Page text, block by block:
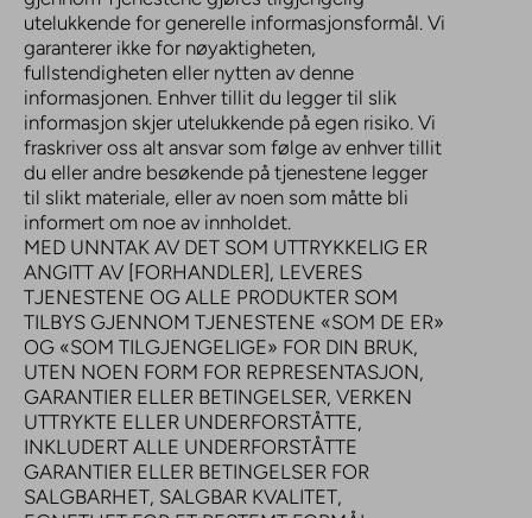
utelukkende for generelle informasjonsformål. Vi
garanterer ikke for nøyaktigheten,
fullstendigheten eller nytten av denne
informasjonen. Enhver tillit du legger til slik
informasjon skjer utelukkende på egen risiko. Vi
fraskriver oss alt ansvar som følge av enhver tillit
du eller andre besøkende på tjenestene legger
til slikt materiale, eller av noen som måtte bli
informert om noe av innholdet.
MED UNNTAK AV DET SOM UTTRYKKELIG ER
ANGITT AV [FORHANDLER], LEVERES
TJENESTENE OG ALLE PRODUKTER SOM
TILBYS GJENNOM TJENESTENE «SOM DE ER»
OG «SOM TILGJENGELIGE» FOR DIN BRUK,
UTEN NOEN FORM FOR REPRESENTASJON,
GARANTIER ELLER BETINGELSER, VERKEN
UTTRYKTE ELLER UNDERFORSTÅTTE,
INKLUDERT ALLE UNDERFORSTÅTTE
GARANTIER ELLER BETINGELSER FOR
SALGBARHET, SALGBAR KVALITET,